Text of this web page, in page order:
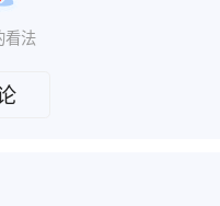
看法